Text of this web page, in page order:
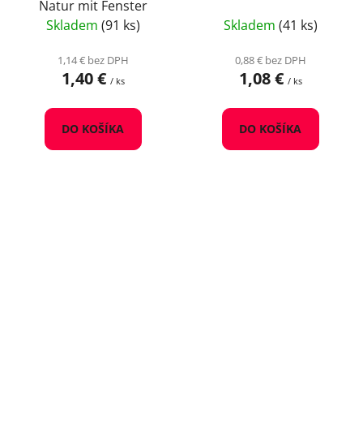
Natur mit Fenster
Skladem (91 ks)
1,14 € bez DPH
1,40 € / ks
DO KOŠÍKA
Skladem (41 ks)
0,88 € bez DPH
1,08 € / ks
DO KOŠÍKA